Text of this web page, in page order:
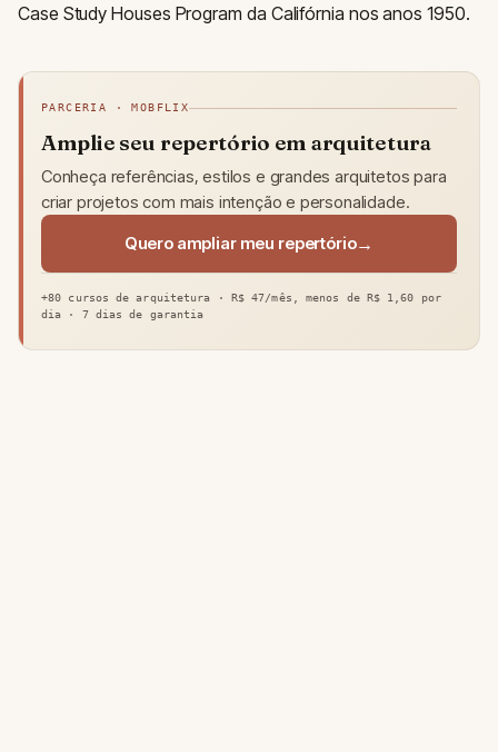
Case Study Houses Program da Califórnia nos anos 1950.
PARCERIA · MOBFLIX
Amplie seu repertório em arquitetura
Conheça referências, estilos e grandes arquitetos para
criar projetos com mais intenção e personalidade.
Quero ampliar meu repertório
+80 cursos de arquitetura · R$ 47/mês, menos de R$ 1,60 por
dia · 7 dias de garantia